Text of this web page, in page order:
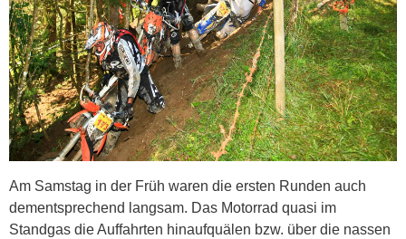
Am Samstag in der Früh waren die ersten Runden auch
dementsprechend langsam. Das Motorrad quasi im
Standgas die Auffahrten hinaufquälen bzw. über die nassen